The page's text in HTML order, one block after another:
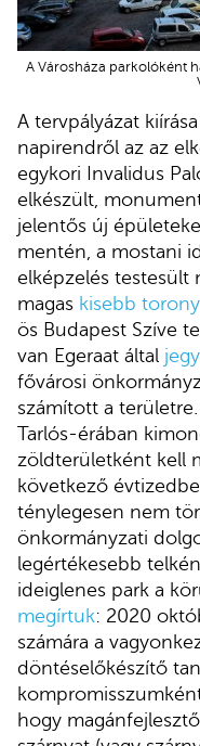
A Városháza parkolóként
A tervpályázat
napirendről az az
egykori Invalidus
elkészült,
jelentős új
mentén, a mostani
elképzelés
magas kisebb
ös Budapest Szíve
van Egeraat által
fővárosi
számított a
Tarlós-érában
zöldterületként kell
következő
ténylegesen nem
önkormányzati
legértékesebb
ideiglenes park a
megírtuk: 2020
számára a
döntéselőkészítő
hogy